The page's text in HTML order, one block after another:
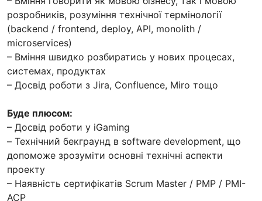
розробників, розуміння технічної термінології
(backend / frontend, deploy, API, monolith /
microservices)
– Вміння швидко розбиратись у нових процесах,
системах, продуктах
– Досвід роботи з Jira, Confluence, Miro тощо
Буде плюсом:
– Досвід роботи у iGaming
– Технічний бекграунд в software development, що
допоможе зрозуміти основні технічні аспекти
проекту
– Наявність сертифікатів Scrum Master / PMP / PMI-
ACP